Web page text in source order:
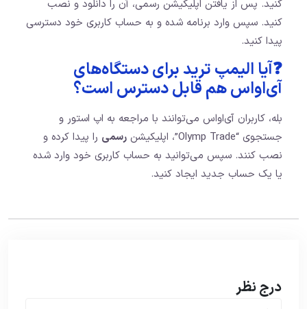
کنید. پس از یافتن اپلیکیشن رسمی، آن را دانلود و نصب
کنید. سپس وارد برنامه شده و به حساب کاربری خود دسترسی
پیدا کنید.
❓آیا الیمپ ترید برای دستگاه‌های
آی‌او‌اس هم قابل دسترس است؟
بله، کاربران آی‌او‌اس می‌توانند با مراجعه به اپ استور و
جستجوی “Olymp Trade”، اپلیکیشن
رسمی را پیدا کرده و
نصب کنند. سپس می‌توانید به حساب کاربری خود وارد شده
یا یک حساب جدید ایجاد کنید.
درج نظر